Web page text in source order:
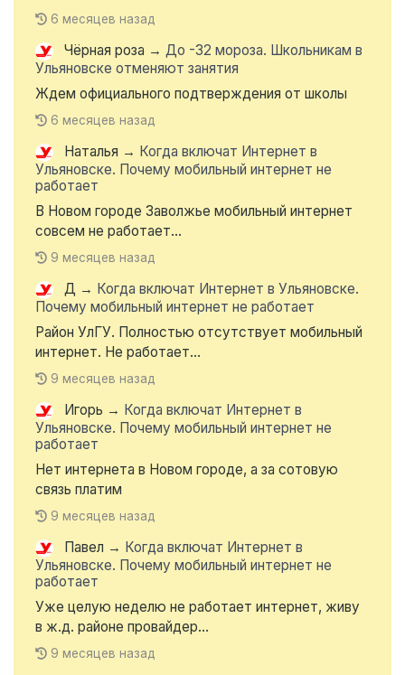
6 месяцев назад
Чёрная роза → До -32 мороза. Школьникам в
Ульяновске отменяют занятия
Ждем официального подтверждения от школы
6 месяцев назад
Наталья → Когда включат Интернет в
Ульяновске. Почему мобильный интернет не
работает
В Новом городе Заволжье мобильный интернет
совсем не работает...
9 месяцев назад
Д → Когда включат Интернет в Ульяновске.
Почему мобильный интернет не работает
Район УлГУ. Полностью отсутствует мобильный
интернет. Не работает...
9 месяцев назад
Игорь → Когда включат Интернет в
Ульяновске. Почему мобильный интернет не
работает
Нет интернета в Новом городе, а за сотовую
связь платим
9 месяцев назад
Павел → Когда включат Интернет в
Ульяновске. Почему мобильный интернет не
работает
Уже целую неделю не работает интернет, живу
в ж.д. районе провайдер...
9 месяцев назад